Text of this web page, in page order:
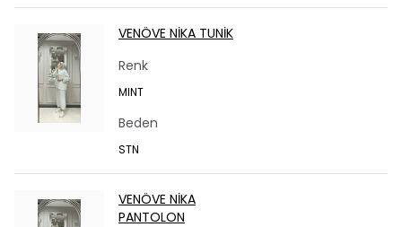
VENÖVE NİKA TUNİK
Renk
MINT
Beden
STN
VENÖVE NİKA
PANTOLON